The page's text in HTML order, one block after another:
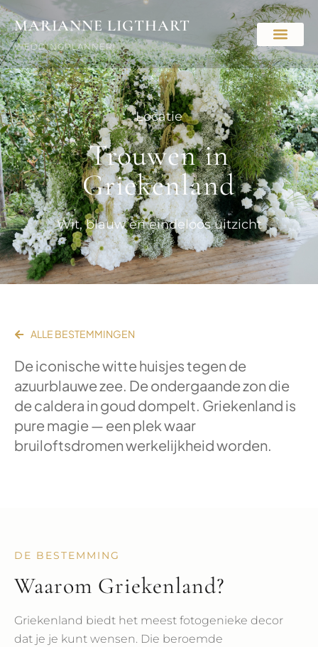
MARIANNE LIGTHART
WEDDINGPLANNER!
Locatie
Trouwen in
Griekenland
Wit, blauw en eindeloos uitzicht
ALLE BESTEMMINGEN
De iconische witte huisjes tegen de
azuurblauwe zee. De ondergaande zon die
de caldera in goud dompelt. Griekenland is
pure magie — een plek waar
bruiloftsdromen werkelijkheid worden.
DE BESTEMMING
Waarom Griekenland?
Griekenland biedt het meest fotogenieke decor
dat je je kunt wensen. Die beroemde